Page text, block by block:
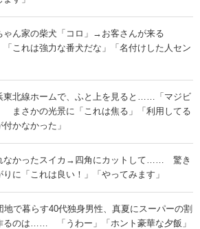
ゃん家の柴犬「コロ」→お客さんが来る
れは強力な番犬だな」「名付けした人セン
東北線ホームで、ふと上を見ると……「マジビ
まさかの光景に「これは焦る」「利用してる
かなかった」
なかったスイカ→四角にカットして…… 驚き
りに「これは良い！」「やってみます」
地で暮らす40代独身男性、真夏にスーパーの割
るのは…… 「うわー」「ホント豪華な夕飯」